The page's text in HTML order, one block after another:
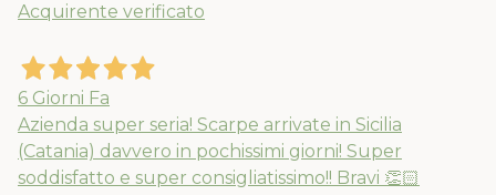
Acquirente verificato
6 Giorni Fa
Azienda super seria! Scarpe arrivate in Sicilia
(Catania) davvero in pochissimi giorni! Super
soddisfatto e super consigliatissimo!! Bravi 👏🏻